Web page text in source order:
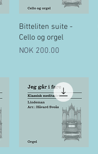
Quick View
Bitteliten suite -
Cello og orgel
Price
NOK 200.00